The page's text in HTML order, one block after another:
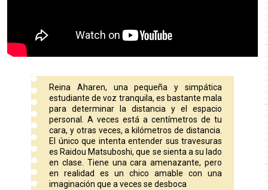
Reina Aharen, una pequeña y simpática
estudiante de voz tranquila, es bastante mala
para determinar la distancia y el espacio
personal. A veces está a centímetros de tu
cara, y otras veces, a kilómetros de distancia.
El único que intenta entender sus travesuras
es Raidou Matsuboshi, que se sienta a su lado
en clase. Tiene una cara amenazante, pero
en realidad es un chico amable con una
imaginación que a veces se desboca